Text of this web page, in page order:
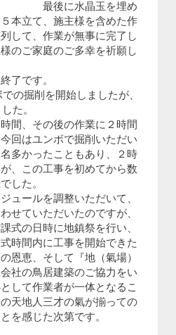
最後に水晶玉を埋め
本立て、施主様を含めた作
して、作業が無事に完了し
のご家庭のご多幸を祈願し
了です。
の掘削を開始しましたが、
た。
間、その後の作業に２時間
回はユンボで掘削いただい
多かったこともあり、２時
、この工事を初めてから数
した。
ュールを調整いただいて、
せていただいたのですが、
式の日時に地鎮祭を行い、
時間内に工事を開始できた
恩恵、そして『地（氣場）
社の鳥居建築のご協力をい
して作業者が一体となるこ
天地人三才の氣が揃っての
を感じた次第です。